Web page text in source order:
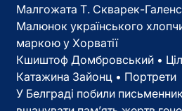
Малгожата Т. Скварек-
Малюнок українського
маркою у Хорватії
Кшиштоф Домбровський •
Катажина Зайонц • Портрети
У Белграді побили